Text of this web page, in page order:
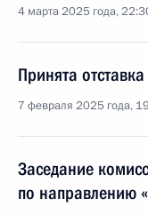
4 марта 2025 года,
Принята
7 февраля 2025 года,
Заседание
по направлению